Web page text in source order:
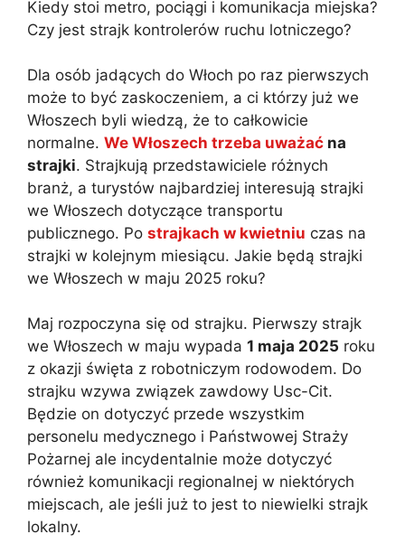
Kiedy stoi metro, pociągi i komunikacja miejska?
Czy jest strajk kontrolerów ruchu lotniczego?
Dla osób jadących do Włoch po raz pierwszych
może to być zaskoczeniem, a ci którzy już we
Włoszech byli wiedzą, że to całkowicie
normalne. We Włoszech trzeba uważać na
strajki. Strajkują przedstawiciele różnych
branż, a turystów najbardziej interesują strajki
we Włoszech dotyczące transportu
publicznego. Po strajkach w kwietniu czas na
strajki w kolejnym miesiącu. Jakie będą strajki
we Włoszech w maju 2025 roku?
Maj rozpoczyna się od strajku. Pierwszy strajk
we Włoszech w maju wypada 1 maja 2025 roku
z okazji święta z robotniczym rodowodem. Do
strajku wzywa związek zawdowy Usc-Cit.
Będzie on dotyczyć przede wszystkim
personelu medycznego i Państwowej Straży
Pożarnej ale incydentalnie może dotyczyć
również komunikacji regionalnej w niektórych
miejscach, ale jeśli już to jest to niewielki strajk
lokalny.